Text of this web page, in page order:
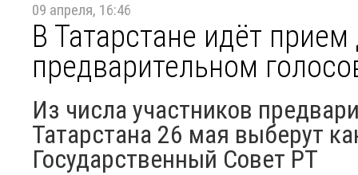
09 апреля, 16:46
В Татарстане идёт
предварительном
Из числа участников
Татарстана 26 мая выберут
Государственный Совет РТ